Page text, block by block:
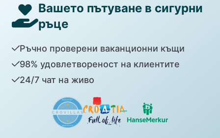
Вашето пътуване в сигурни
ръце
Ръчно проверени ваканционни къщи
98% удовлетвореност на клиентите
24/7 чат на живо